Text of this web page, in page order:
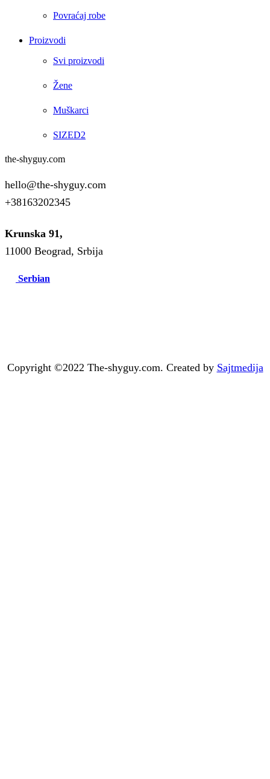
Povraćaj robe
Proizvodi
Svi proizvodi
Žene
Muškarci
SIZED2
the-shyguy.com
hello@the-shyguy.com
+38163202345
Krunska 91,
11000 Beograd, Srbija
Serbian
Copyright ©2022 The-shyguy.com. Created by Sajtmedija